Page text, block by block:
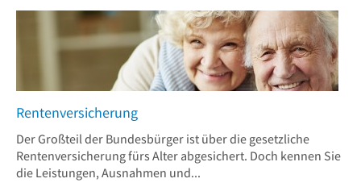
Rentenversicherung
Der Großteil der Bundesbürger ist über die gesetzliche
Rentenversicherung fürs Alter abgesichert. Doch kennen Sie
die Leistungen, Ausnahmen und...